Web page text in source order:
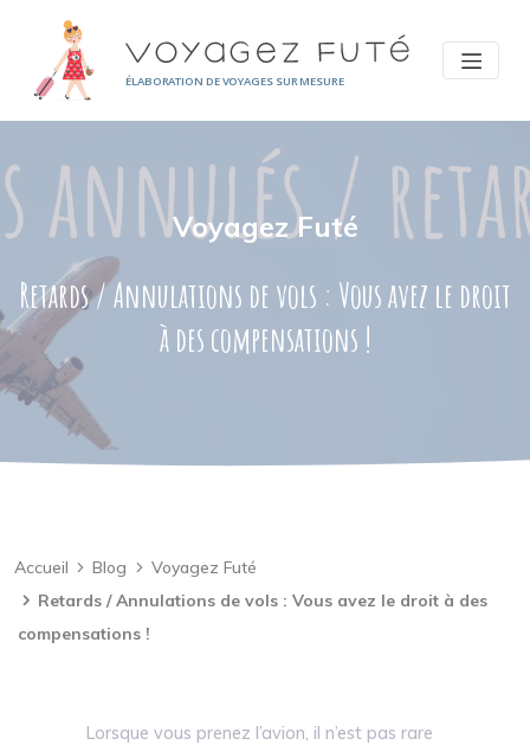
ÉLABORATION DE VOYAGES SUR MESURE
Voyagez Futé
Retards / Annulations de vols : Vous avez le droit
à des compensations !
Accueil Blog
Voyagez Futé
Retards / Annulations de vols : Vous avez le droit à des
compensations !
Lorsque vous prenez l’avion, il n’est pas rare
Panneau de gestion des cookies